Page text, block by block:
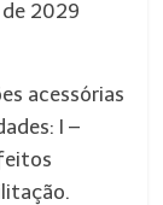
2029
acessórias
I –